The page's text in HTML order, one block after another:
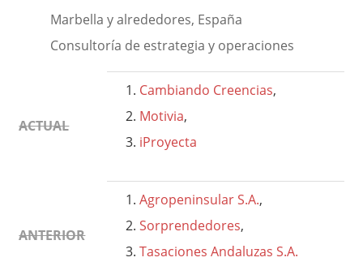
Marbella y alrededores, España
Consultoría de estrategia y operaciones
ACTUAL
Cambiando Creencias,
Motivia,
iProyecta
ANTERIOR
Agropeninsular S.A.,
Sorprendedores,
Tasaciones Andaluzas S.A.